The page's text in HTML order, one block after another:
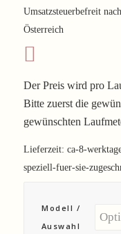
Umsatzsteuerbefreit
Österreich
Der Preis wird pro
Bitte zuerst die
gewünschten
Lieferzeit: ca-8-
speziell-fuer-sie-
Modell /
Auswahl